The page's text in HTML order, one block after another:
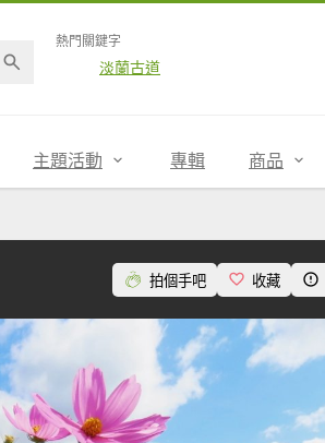
熱門關鍵字
淡蘭古道
主題活動 專輯 商品
拍個手吧 收藏